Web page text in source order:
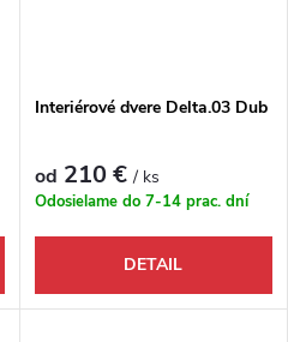
Interiérové dvere Delta.03 Dub
od 210 €/ ks
Odosielame do 7-14 prac. dní
DETAIL